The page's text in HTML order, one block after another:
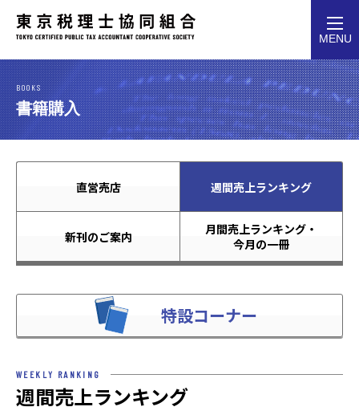
MENU
BOOKS
書籍購入
直営売店 週間売上ランキング
新刊のご案内
月間売上ランキング・
今月の一冊
特設コーナー
WEEKLY RANKING
週間売上ランキング